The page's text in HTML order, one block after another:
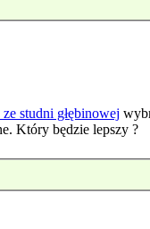
studni głębinowej
Który będzie lepszy ?